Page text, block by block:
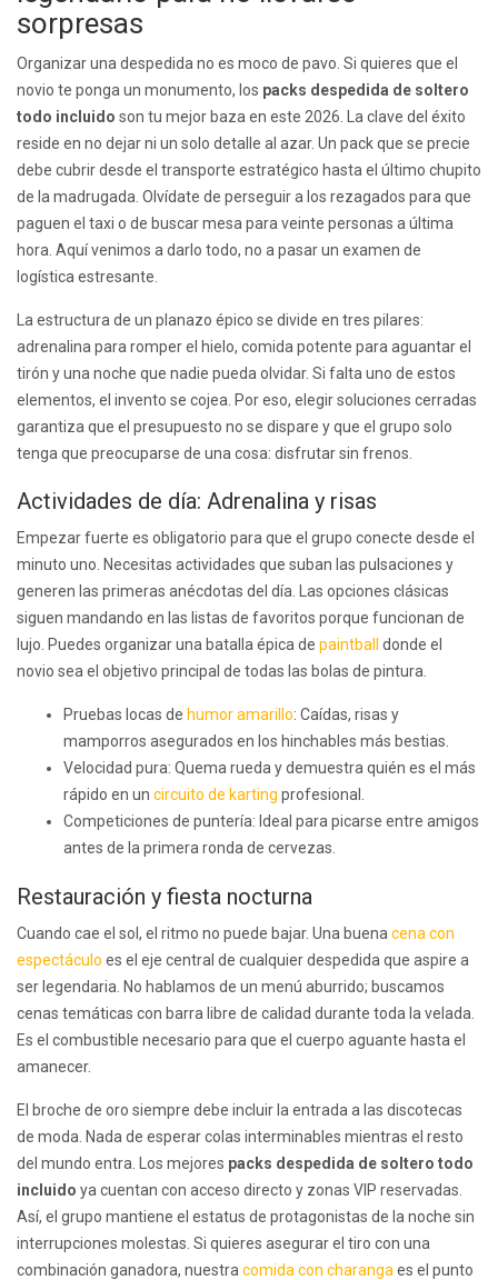
sorpresas
Organizar una despedida no es moco de pavo. Si quieres que el
novio te ponga un monumento, los packs despedida de soltero
todo incluido son tu mejor baza en este 2026. La clave del éxito
reside en no dejar ni un solo detalle al azar. Un pack que se precie
debe cubrir desde el transporte estratégico hasta el último chupito
de la madrugada. Olvídate de perseguir a los rezagados para que
paguen el taxi o de buscar mesa para veinte personas a última
hora. Aquí venimos a darlo todo, no a pasar un examen de
logística estresante.
La estructura de un planazo épico se divide en tres pilares:
adrenalina para romper el hielo, comida potente para aguantar el
tirón y una noche que nadie pueda olvidar. Si falta uno de estos
elementos, el invento se cojea. Por eso, elegir soluciones cerradas
garantiza que el presupuesto no se dispare y que el grupo solo
tenga que preocuparse de una cosa: disfrutar sin frenos.
Actividades de día: Adrenalina y risas
Empezar fuerte es obligatorio para que el grupo conecte desde el
minuto uno. Necesitas actividades que suban las pulsaciones y
generen las primeras anécdotas del día. Las opciones clásicas
siguen mandando en las listas de favoritos porque funcionan de
lujo. Puedes organizar una batalla épica de paintball
donde el
novio sea el objetivo principal de todas las bolas de pintura.
Pruebas locas de humor amarillo: Caídas, risas y
mamporros asegurados en los hinchables más bestias.
Velocidad pura: Quema rueda y demuestra quién es el más
rápido en un circuito de karting profesional.
Competiciones de puntería: Ideal para picarse entre amigos
antes de la primera ronda de cervezas.
Restauración y fiesta nocturna
Cuando cae el sol, el ritmo no puede bajar. Una buena cena con
espectáculo es el eje central de cualquier despedida que aspire a
ser legendaria. No hablamos de un menú aburrido; buscamos
cenas temáticas con barra libre de calidad durante toda la velada.
Es el combustible necesario para que el cuerpo aguante hasta el
amanecer.
El broche de oro siempre debe incluir la entrada a las discotecas
de moda. Nada de esperar colas interminables mientras el resto
del mundo entra. Los mejores packs despedida de soltero todo
incluido ya cuentan con acceso directo y zonas VIP reservadas.
Así, el grupo mantiene el estatus de protagonistas de la noche sin
interrupciones molestas. Si quieres asegurar el tiro con una
combinación ganadora, nuestra comida con charanga es el punto